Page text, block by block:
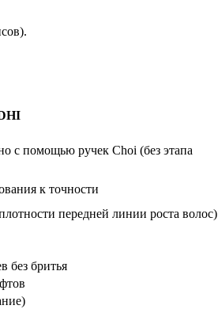
с помощью ручек Choi (без этапа
к точности
передней линии роста волос)
без бритья